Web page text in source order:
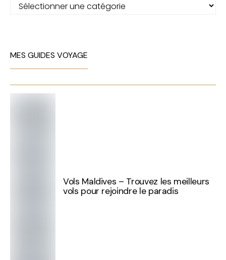
MES GUIDES VOYAGE
Vols Maldives – Trouvez les meilleurs
vols pour rejoindre le paradis